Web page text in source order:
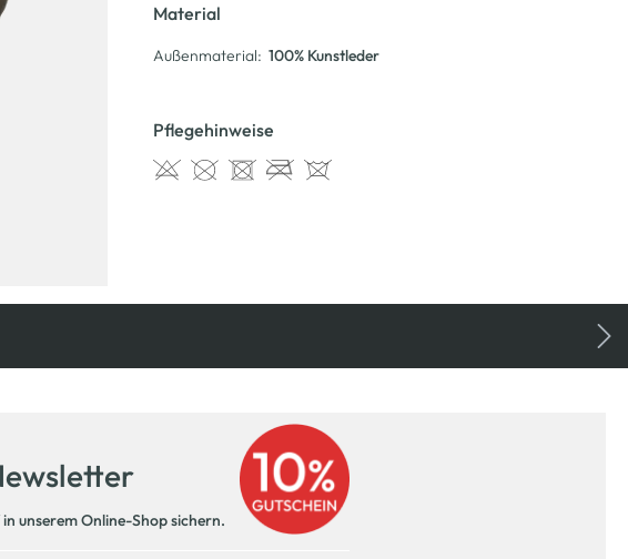
Material
Außenmaterial: 100% Kunstleder
Pflegehinweise
unserem Online-Shop sichern.